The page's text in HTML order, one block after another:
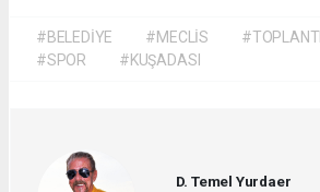
#BELEDİYE #MECLİS #TOPLANTI
#SPOR
#KUŞADASI
D. Temel Yurdaer